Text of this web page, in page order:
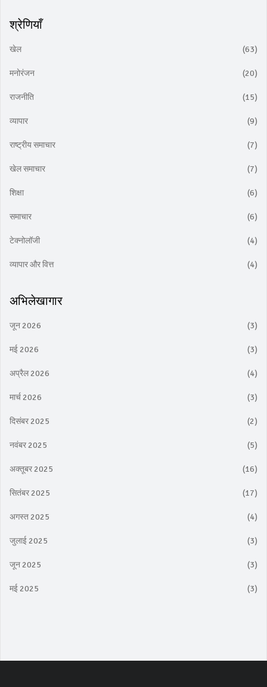
श्रेणियाँ
खेल (63)
मनोरंजन (20)
राजनीति (15)
व्यापार (9)
राष्ट्रीय समाचार (7)
खेल समाचार (7)
शिक्षा (6)
समाचार (6)
टेक्नोलॉजी (4)
व्यापार और वित्त (4)
अभिलेखागार
जून 2026 (3)
मई 2026 (3)
अप्रैल 2026 (4)
मार्च 2026 (3)
दिसंबर 2025 (2)
नवंबर 2025 (5)
अक्तूबर 2025 (16)
सितंबर 2025 (17)
अगस्त 2025 (4)
जुलाई 2025 (3)
जून 2025 (3)
मई 2025 (3)